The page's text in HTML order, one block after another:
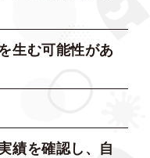
生む可能性があ
績を確認し、自